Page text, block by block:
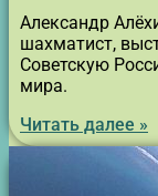
Александр
шахматист,
Советскую
мира.
Читать далее »